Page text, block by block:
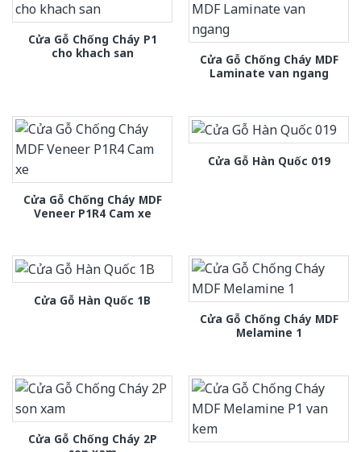
Cửa Gỗ Chống Cháy P1
cho khach san
Cửa Gỗ Chống Cháy MDF
Laminate van ngang
Cửa Gỗ Chống Cháy MDF
Veneer P1R4 Cam xe
Cửa Gỗ Hàn Quốc 019
Cửa Gỗ Hàn Quốc 1B
Cửa Gỗ Chống Cháy MDF
Melamine 1
Cửa Gỗ Chống Cháy 2P